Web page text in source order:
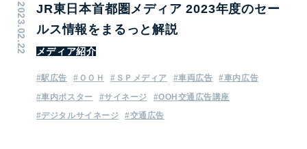
2023.02.22
JR東日本首都圏メディア 2023年度のセー
ルス情報をまるっと解説
メディア紹介
#駅広告 #ＯＯＨ #ＳＰメディア #車両広告
#車内広告
#車内ポスター
#サイネージ
#OOH交通広告講座
#デジタルサイネージ
#交通広告